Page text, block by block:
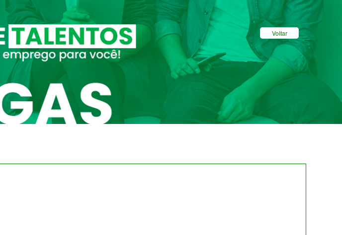
Voltar